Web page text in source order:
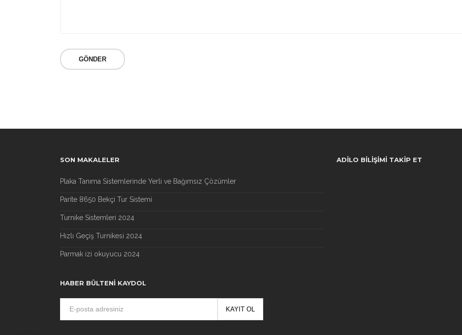
SON MAKALELER
Plaka Tanıma Sistemlerinde Yerli ve Bağımsız Çözümler
Parite 8650 Bekçi Tur Sistemi
Turnike Sistemleri 2024
Hızlı Geçiş Turnikesi 2024
Parmak izi okuyucu 2024
HABER BÜLTENI KAYDOL
ADILO BILIŞIMI TAKIP ET